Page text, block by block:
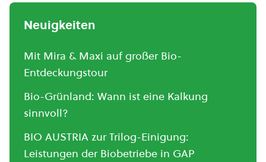
Neuigkeiten
Mit Mira & Maxi auf großer Bio-
Entdeckungstour
Bio-Grünland: Wann ist eine Kalkung
sinnvoll?
BIO AUSTRIA zur Trilog-Einigung:
Leistungen der Biobetriebe in GAP